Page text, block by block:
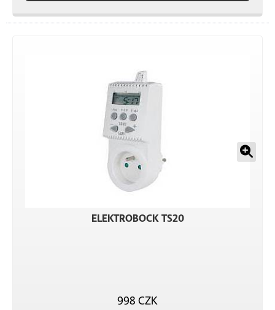
ELEKTROBOCK TS20
998 CZK